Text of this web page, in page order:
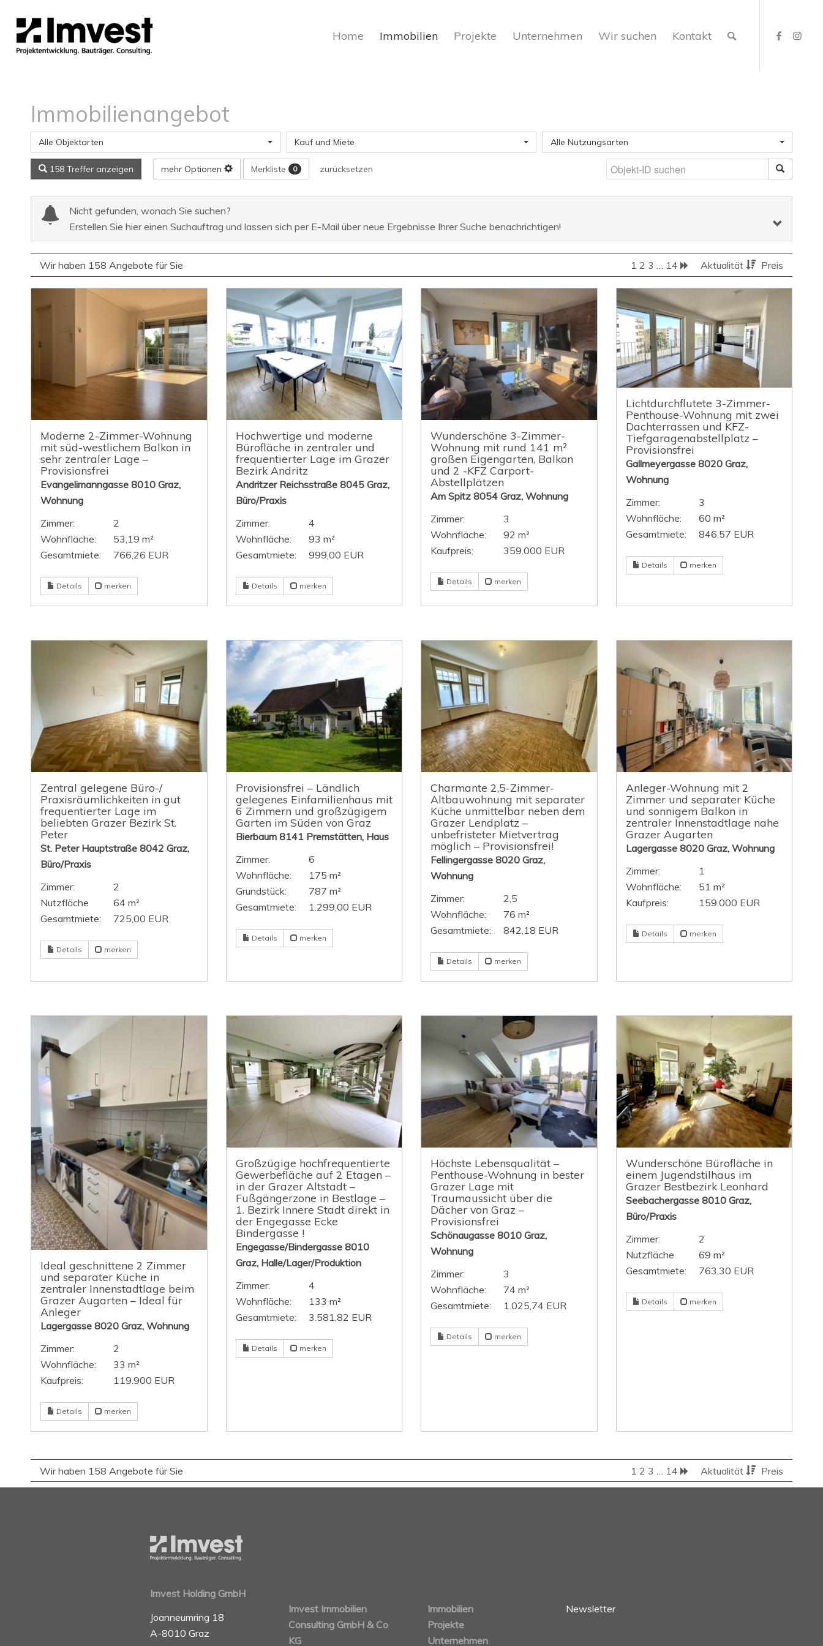
Home Immobilien Projekte Unternehmen Wir suchen Kontakt
Immobilien­angebot
Alle Objektarten Kauf und Miete Alle Nutzungsarten
158 Treffer anzeigen mehr Optionen Merkliste 0 zurücksetzen
Nicht gefunden, wonach Sie suchen?
Erstellen Sie hier einen Suchauftrag und lassen sich per E-Mail über neue Ergebnisse Ihrer Suche benachrichtigen!
Wir haben 158 Angebote für Sie 1 2 3 … 14 Aktualität Preis
Moderne 2-Zimmer-Wohnung
mit süd-westlichem Balkon in
sehr zentraler Lage –
Provisionsfrei
Evangelimanngasse 8010 Graz,
Wohnung
Zimmer:
2
Wohnfläche:
53,19 m²
Gesamtmiete:
766,26 EUR
Details merken
Hochwertige und moderne
Bürofläche in zentraler und
frequentierter Lage im Grazer
Bezirk Andritz
Andritzer Reichsstraße 8045 Graz,
Büro/Praxis
Zimmer:
4
Wohnfläche:
93 m²
Gesamtmiete:
999,00 EUR
Details merken
Wunderschöne 3-Zimmer-
Wohnung mit rund 141 m²
großen Eigengarten, Balkon
und 2 -KFZ Carport-
Abstellplätzen
Am Spitz 8054 Graz, Wohnung
Zimmer:
3
Wohnfläche:
92 m²
Kaufpreis:
359.000 EUR
Details merken
Lichtdurchflutete 3-Zimmer-
Penthouse-Wohnung mit zwei
Dachterrassen und KFZ-
Tiefgaragenabstellplatz –
Provisionsfrei
Gallmeyergasse 8020 Graz,
Wohnung
Zimmer:
3
Wohnfläche:
60 m²
Gesamtmiete:
846,57 EUR
Details merken
Zentral gelegene Büro-/
Praxisräumlichkeiten in gut
frequentierter Lage im
beliebten Grazer Bezirk St.
Peter
St. Peter Hauptstraße 8042 Graz,
Büro/Praxis
Zimmer:
2
Nutzfläche
64 m²
Gesamtmiete:
725,00 EUR
Details merken
Provisionsfrei – Ländlich
gelegenes Einfamilienhaus mit
6 Zimmern und großzügigem
Garten im Süden von Graz
Bierbaum 8141 Premstätten, Haus
Zimmer:
6
Wohnfläche:
175 m²
Grundstück:
787 m²
Gesamtmiete:
1.299,00 EUR
Details merken
Charmante 2,5-Zimmer-
Altbauwohnung mit separater
Küche unmittelbar neben dem
Grazer Lendplatz –
unbefristeter Mietvertrag
möglich – Provisionsfrei!
Fellingergasse 8020 Graz,
Wohnung
Zimmer:
2,5
Wohnfläche:
76 m²
Gesamtmiete:
842,18 EUR
Details merken
Anleger-Wohnung mit 2
Zimmer und separater Küche
und sonnigem Balkon in
zentraler Innenstadtlage nahe
Grazer Augarten
Lagergasse 8020 Graz, Wohnung
Zimmer:
1
Wohnfläche:
51 m²
Kaufpreis:
159.000 EUR
Details merken
Ideal geschnittene 2 Zimmer
und separater Küche in
zentraler Innenstadtlage beim
Grazer Augarten – Ideal für
Anleger
Lagergasse 8020 Graz, Wohnung
Zimmer:
2
Wohnfläche:
33 m²
Kaufpreis:
119.900 EUR
Details merken
Großzügige hochfrequentierte
Gewerbefläche auf 2 Etagen –
in der Grazer Altstadt –
Fußgängerzone in Bestlage –
1. Bezirk Innere Stadt direkt in
der Engegasse Ecke
Bindergasse !
Engegasse/Bindergasse 8010
Graz, Halle/Lager/Produktion
Zimmer:
4
Wohnfläche:
133 m²
Gesamtmiete:
3.581,82 EUR
Details merken
Höchste Lebensqualität –
Penthouse-Wohnung in bester
Grazer Lage mit
Traumaussicht über die
Dächer von Graz –
Provisionsfrei
Schönaugasse 8010 Graz,
Wohnung
Zimmer:
3
Wohnfläche:
74 m²
Gesamtmiete:
1.025,74 EUR
Details merken
Wunderschöne Bürofläche in
einem Jugendstilhaus im
Grazer Bestbezirk Leonhard
Seebachergasse 8010 Graz,
Büro/Praxis
Zimmer:
2
Nutzfläche
69 m²
Gesamtmiete:
763,30 EUR
Details merken
Wir haben 158 Angebote für Sie 1 2 3 14 Aktualität Preis
Imvest Holding GmbH
Joanneumring 18
A-8010 Graz
Imvest Immobilien
Consulting GmbH & Co
KG
Immobilien
Projekte
Unternehmen
Newsletter